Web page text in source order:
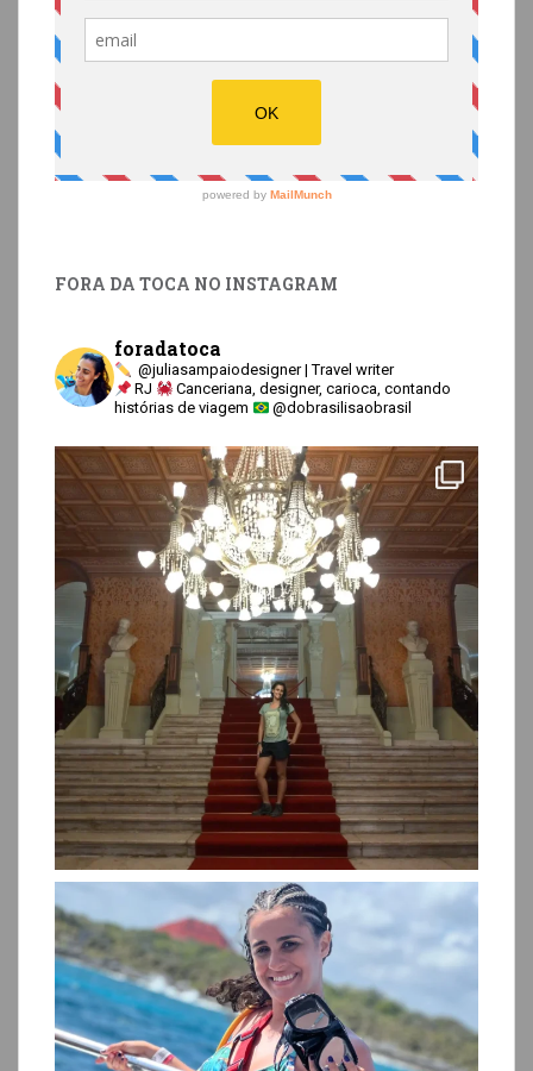
FORA DA TOCA NO INSTAGRAM
foradatoca
@juliasampaiodesigner | Travel writer
RJ
Canceriana, designer, carioca, contando
histórias de viagem
@dobrasilisaobrasil